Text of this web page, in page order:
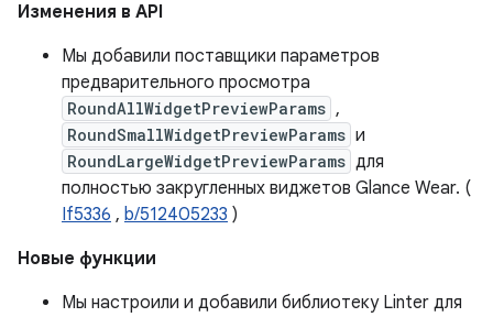
Изменения в API
Мы добавили поставщики параметров
предварительного просмотра
RoundAllWidgetPreviewParams ,
RoundSmallWidgetPreviewParams и
RoundLargeWidgetPreviewParams для
полностью закругленных виджетов Glance Wear. (
If5336 , b/512405233 )
Новые функции
Мы настроили и добавили библиотеку Linter для